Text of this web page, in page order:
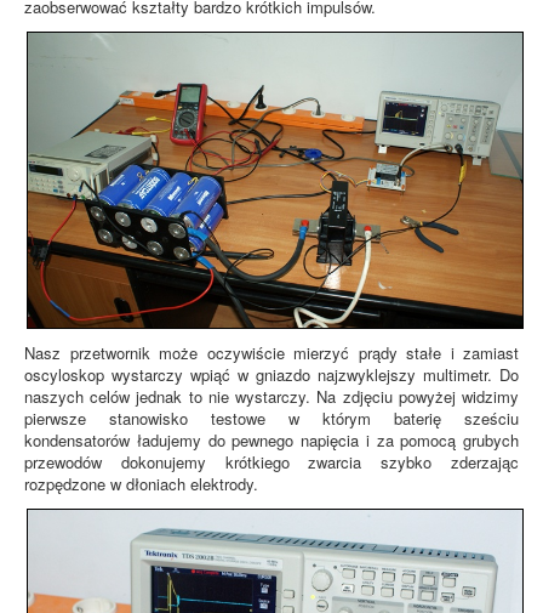
zaobserwować kształty bardzo krótkich impulsów.
Nasz przetwornik może oczywiście mierzyć prądy stałe i zamiast
oscyloskop wystarczy wpiąć w gniazdo najzwyklejszy multimetr. Do
naszych celów jednak to nie wystarczy. Na zdjęciu powyżej widzimy
pierwsze stanowisko testowe w którym baterię sześciu
kondensatorów ładujemy do pewnego napięcia i za pomocą grubych
przewodów dokonujemy krótkiego zwarcia szybko zderzając
rozpędzone w dłoniach elektrody.